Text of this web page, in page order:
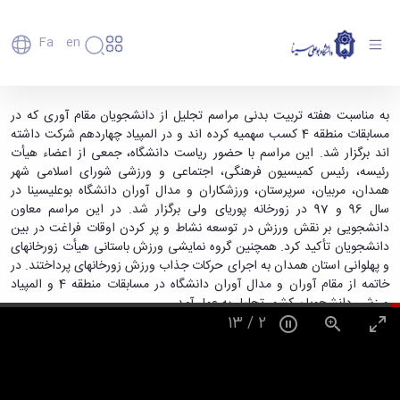
Fa En
دانشگاه
تاریخچه
و
معرفی
برنامه
راهبردی
دانشگاه
نقشه
دانشگاه
سازمان
دانشگاه
معاونت
توسعه
اعضای
هیأت
علمی
کارکنان
دانشجویان
فارغ
التحصیلان
دانشکده‌ها
پردیس
اصلی
مهندسی
کشاورزی
شیمی
ارتباط
با ما
روابط
الملل
مراسم تجلیل از مقام آوران قهرمان دانشگاه در
مسابقات دانشجویی - دانشگاه بوعلی سینا همدان
به مناسبت هفته تربیت بدنی مراسم تجلیل از دانشجویان مقام آوری که در
مسابقات منطقه 4 کسب سهمیه کرده اند و در المپیاد چهاردهم شرکت داشته
اند برگزار شد. این مراسم با حضور ریاست دانشگاه، جمعی از اعضاء هیأت
رئیسه، رئیس کمیسیون فرهنگی، اجتماعی و ورزشی شورای اسلامی شهر
همدان، مربیان، سرپرستان، ورزشکاران و مدال آوران دانشگاه بوعلی­سینا در
سال 96 و 97 در زورخانه پوریای ولی برگزار شد. در این مراسم معاون
دانشجویی بر نقش ورزش در توسعه نشاط و پر کردن اوقات فراغت در بین
دانشجویان تأکید کرد. همچنین گروه نمایشی ورزش باستانی هیأت زورخانه­ای
و پهلوانی استان همدان به اجرای حرکات جذاب ورزش زورخانه­ای پرداختند. در
خاتمه از مقام آوران و مدال آوران دانشگاه در مسابقات منطقه 4 و المپیاد
ورزشی دانشجویان کشور تجلیل به عمل آمد.
2
/
13